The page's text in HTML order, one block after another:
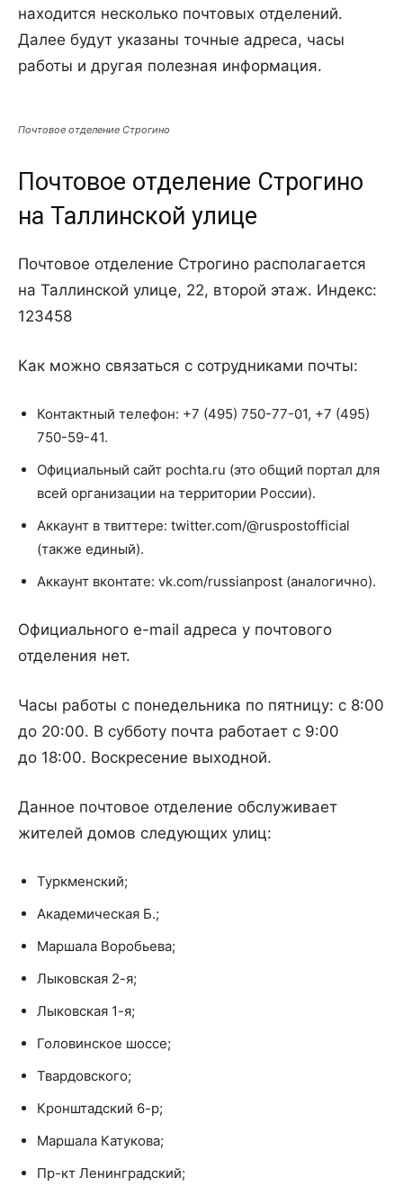
находится несколько почтовых отделений.
Далее будут указаны точные адреса, часы
работы и другая полезная информация.
Почтовое отделение Строгино
Почтовое отделение Строгино
на Таллинской улице
Почтовое отделение Строгино располагается
на Таллинской улице, 22, второй этаж. Индекс:
123458
Как можно связаться с сотрудниками почты:
Контактный телефон: +7 (495) 750-77-01, +7 (495)
750-59-41.
Официальный сайт pochta.ru (это общий портал для
всей организации на территории России).
Аккаунт в твиттере: twitter.com/@ruspostofficial
(также единый).
Аккаунт вконтате: vk.com/russianpost (аналогично).
Официального e-mail адреса у почтового
отделения нет.
Часы работы с понедельника по пятницу: с 8:00
до 20:00. В субботу почта работает с 9:00
до 18:00. Воскресение выходной.
Данное почтовое отделение обслуживает
жителей домов следующих улиц:
Туркменский;
Академическая Б.;
Маршала Воробьева;
Лыковская 2-я;
Лыковская 1-я;
Головинское шоссе;
Твардовского;
Кронштадский 6-р;
Маршала Катукова;
Пр-кт Ленинградский;